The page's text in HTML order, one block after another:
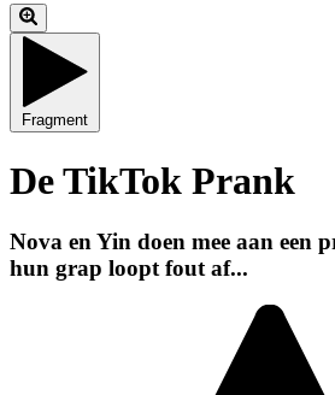
Fragment
De TikTok Prank
Nova en Yin doen mee aan een
hun grap loopt fout af...